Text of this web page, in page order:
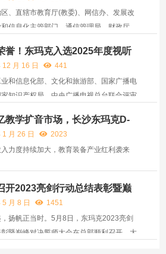
、直辖市教育厅(教委)、网信办、发展改
信息化主管部门、通信管理局、财政厅
展改革委、工业和信息化主管部门、财政
银行分行，部属各高等学校、部省合建各
誉！东玛克入选2025年度视听
案例
月 16 日
441
和信息化部、文化和旅游部、国家广播电
知识产权局、中央广播电视总台联合评审
。东玛克申报的【基于远场感知和“5A”智能
慧无感拾扩声系统——营造教学健康声环
教学扩音市场，长沙东玛克D-
开启财富新大门！
月 26 日
2023
力度持续加大，教育装备产业红利袭来
开2023亮剑行动总结表彰暨巅
大会
月 8 日
1451
扬帆正当时。5月8日，东玛克2023亮剑
暨巅峰对决誓师大会在总部顺利召开。大